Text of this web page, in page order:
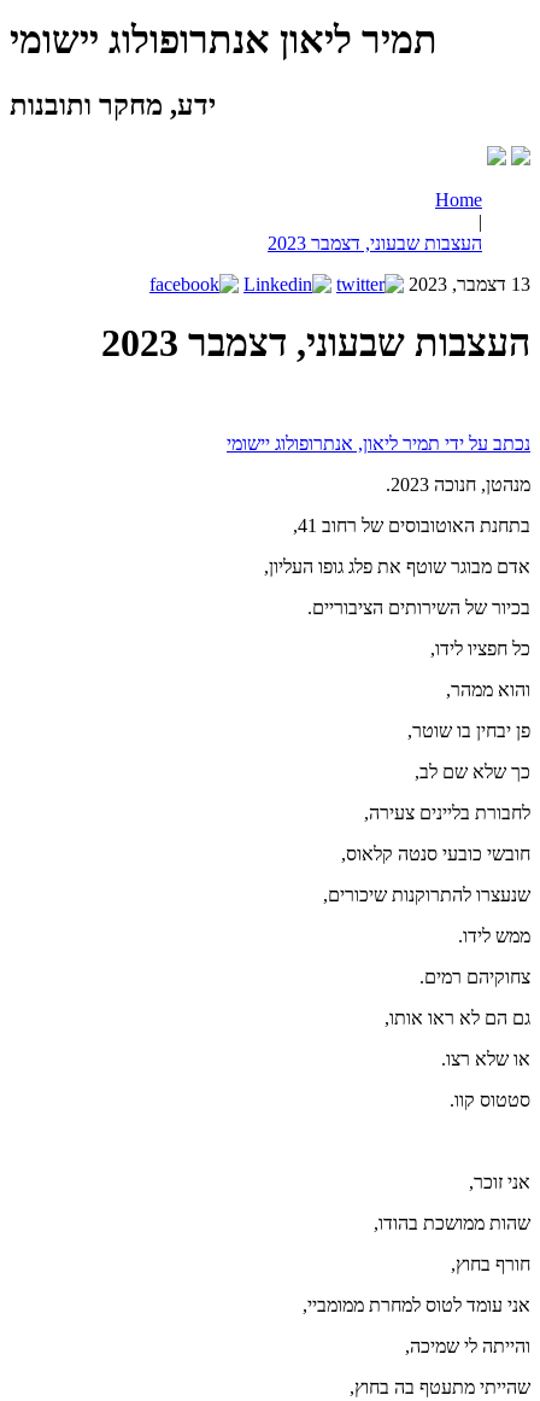
תמיר ליאון אנתרופולוג יישומי
ידע, מחקר ותובנות
Home
|
העצבות שבעוני, דצמבר 2023
13 דצמבר, 2023
העצבות שבעוני, דצמבר 2023
נכתב על ידי תמיר ליאון, אנתרופולוג יישומי
מנהטן, חנוכה 2023.
בתחנת האוטובוסים של רחוב 41,
אדם מבוגר שוטף את פלג גופו העליון,
בכיור של השירותים הציבוריים.
כל חפציו לידו,
והוא ממהר,
פן יבחין בו שוטר,
כך שלא שם לב,
לחבורת בליינים צעירה,
חובשי כובעי סנטה קלאוס,
שנעצרו להתרוקנות שיכורים,
ממש לידו.
צחוקיהם רמים.
גם הם לא ראו אותו,
או שלא רצו.
סטטוס קוו.
אני זוכר,
שהות ממושכת בהודו,
חורף בחוץ,
אני עומד לטוס למחרת ממומביי,
והייתה לי שמיכה,
שהייתי מתעטף בה בחוץ,